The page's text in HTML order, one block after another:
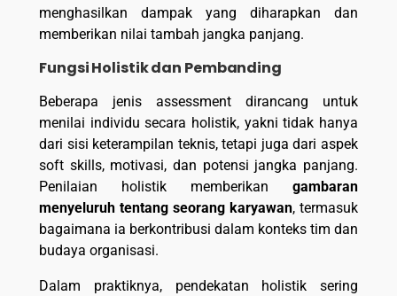
menghasilkan dampak yang diharapkan dan
memberikan nilai tambah jangka panjang.
Fungsi Holistik dan Pembanding
Beberapa jenis assessment dirancang untuk
menilai individu secara holistik, yakni tidak hanya
dari sisi keterampilan teknis, tetapi juga dari aspek
soft skills, motivasi, dan potensi jangka panjang.
Penilaian holistik memberikan gambaran
menyeluruh tentang seorang karyawan, termasuk
bagaimana ia berkontribusi dalam konteks tim dan
budaya organisasi.
Dalam praktiknya, pendekatan holistik sering